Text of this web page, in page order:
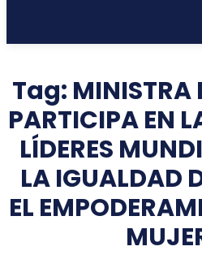
Tag: MINISTRA
PARTICIPA EN
LÍDERES
LA IGUALDAD
EL